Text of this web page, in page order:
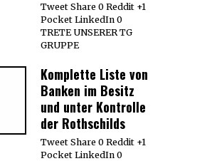
Tweet Share 0 Reddit +1
Pocket LinkedIn 0
TRETE UNSERER TG
GRUPPE
Komplette Liste von
Banken im Besitz
und unter Kontrolle
der Rothschilds
Tweet Share 0 Reddit +1
Pocket LinkedIn 0